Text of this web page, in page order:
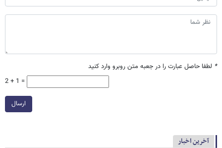
* لطفا حاصل عبارت را در جعبه متن روبرو وارد کنید
2 + 1 =
ارسال
آخرین اخبار